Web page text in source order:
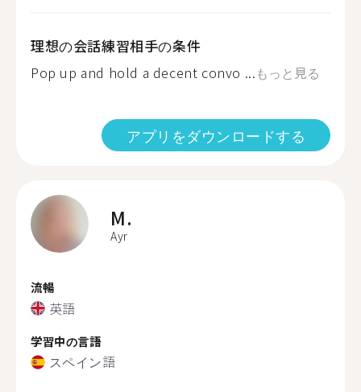
理想の会話練習相手の条件
Pop up and hold a decent convo ...もっと見る
アプリをダウンロードする
M.
Ayr
流暢
英語
学習中の言語
スペイン語